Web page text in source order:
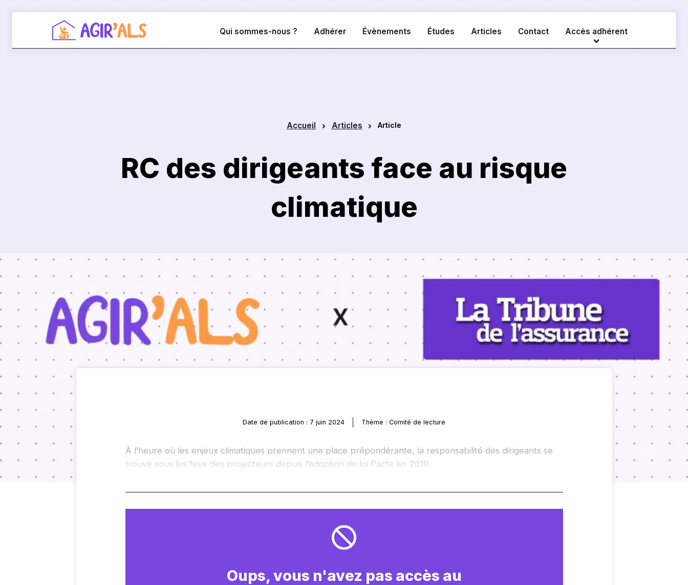
Qui sommes-nous ? Adhérer Évènements Études Articles Contact Accès adhérent
Accueil Articles Article
RC des dirigeants face au risque
climatique
Date de publication : 7 juin 2024 Thème : Comité de lecture
À l’heure où les enjeux climatiques prennent une place prépondérante, la responsabilité des dirigeants se
trouve sous les feux des projecteurs depuis l’adoption de loi Pacte en 2019.
Oups, vous n'avez pas accès au